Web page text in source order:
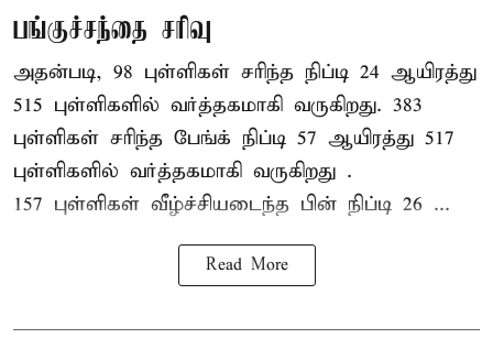
பங்குச்சந்தை சரிவு
அதன்படி, 98 புள்ளிகள் சரிந்த நிப்டி 24 ஆயிரத்து
515 புள்ளிகளில் வர்த்தகமாகி வருகிறது. 383
புள்ளிகள் சரிந்த பேங்க் நிப்டி 57 ஆயிரத்து 517
புள்ளிகளில் வர்த்தகமாகி வருகிறது .
157 புள்ளிகள் வீழ்ச்சியடைந்த பின் நிப்டி 26 ...
Read More